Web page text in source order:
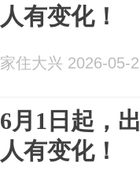
人有变化！
家住大兴 2026-05-
6月1日起，
人有变化！